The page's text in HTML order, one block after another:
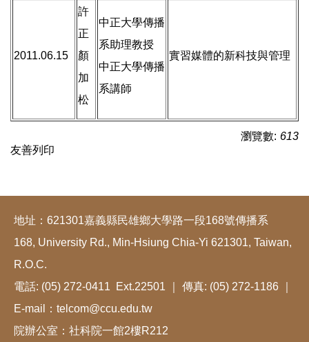
2011.06.15
許
正
顏
加
松
中正大學傳播
系助理教授
中正大學傳播
系講師
實習媒體的新科技與管理
瀏覽數: 613
友善列印
地址：621301嘉義縣民雄鄉大學路一段168號傳播系
168, University Rd., Min-Hsiung Chia-Yi 621301, Taiwan,
R.O.C.
電話: (05) 272-0411 Ext.22501 ｜ 傳真: (05) 272-1186 ｜
E-mail：telcom@ccu.edu.tw
院辦公室：社科院一館2樓R212